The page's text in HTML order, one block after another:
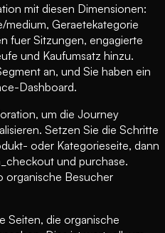
mit diesen Dimensionen:
medium, Geraetekategorie
fuer Sitzungen, engagierte
und Kaufumsatz hinzu.
an, und Sie haben ein
Dashboard.
um die Journey
Setzen Sie die Schritte
oder Kategorieseite, dann
und purchase.
organische Besucher
Seiten, die organische